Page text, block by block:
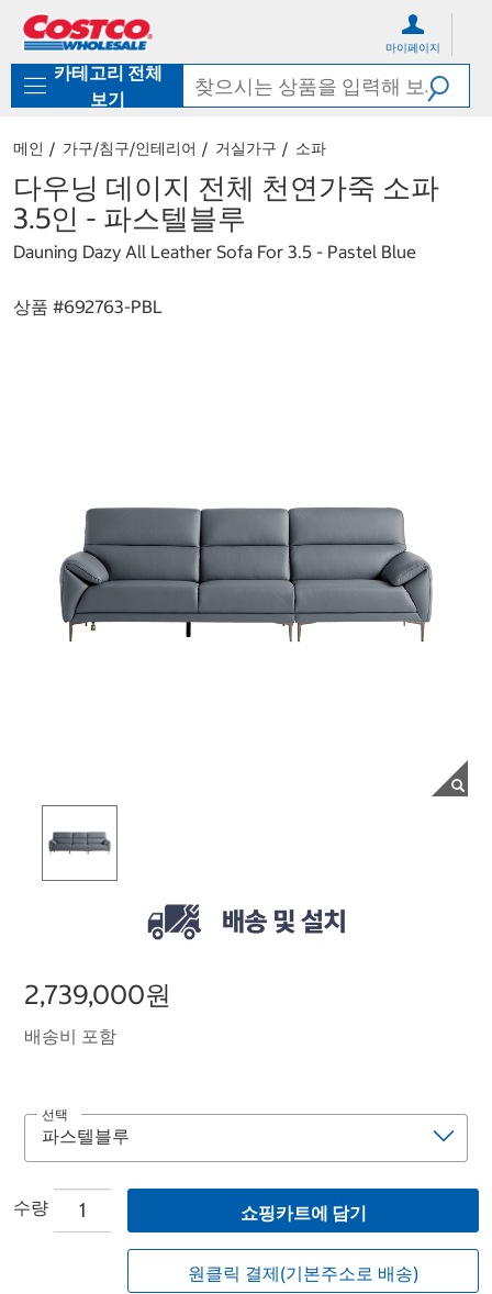
로
기
가
마이페이지
카테고리 전체
보기
메인 가구/침구/인테리어 거실가구 소파
다우닝 데이지 전체 천연가죽 소파
3.5인 - 파스텔블루
Dauning Dazy All Leather Sofa For 3.5 - Pastel Blue
상품 #692763-PBL
2,739,000원
배송비 포함
선택
수량 쇼핑카트에 담기
원클릭 결제(기본주소로 배송)